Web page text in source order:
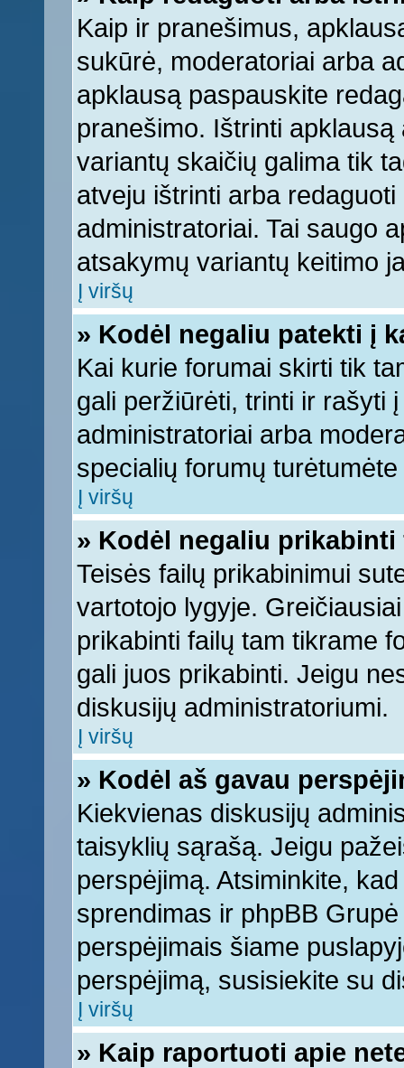
Kaip ir pranešimus,
sukūrė, moderatoriai arba
apklausą paspauskite
pranešimo. Ištrinti
variantų skaičių galima tik
atveju ištrinti arba
administratoriai. Tai saugo
atsakymų variantų keitimo
Į viršų
» Kodėl negaliu patekti į
Kai kurie forumai skirti tik
gali peržiūrėti, trinti ir rašyti
administratoriai arba
specialių forumų
Į viršų
» Kodėl negaliu prikabinti
Teisės failų prikabinimui
vartotojo lygyje.
prikabinti failų tam tikrame
gali juos prikabinti. Jeigu
diskusijų administratoriumi.
Į viršų
» Kodėl aš gavau
Kiekvienas diskusijų
taisyklių sąrašą. Jeigu
perspėjimą. Atsiminkite,
sprendimas ir phpBB
perspėjimais šiame
perspėjimą, susisiekite su
Į viršų
» Kaip raportuoti apie